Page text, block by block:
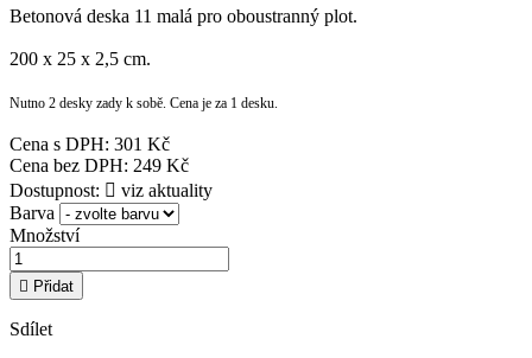
Betonová deska 11 malá pro oboustranný plot.
200 x 25 x 2,5 cm.
Nutno 2 desky zady k sobě. Cena je za 1 desku.
Cena s DPH: 301 Kč
Cena bez DPH: 249 Kč
Dostupnost:  viz aktuality
Barva
Množství
 Přidat
Sdílet